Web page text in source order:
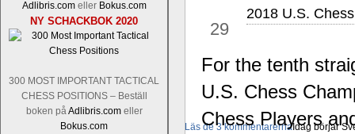
Adlibris.comeller Bokus.com
NY SCHACKBOK 2020
300 MOST IMPORTANT TACTICAL
CHESS POSITIONS – Beställ
boken på Adlibris.comeller
Bokus.com
Läs de 3 kommentarernaIdag börjar
29
2018 U.S.
For the tenth
U.S. Chess
Chess Players